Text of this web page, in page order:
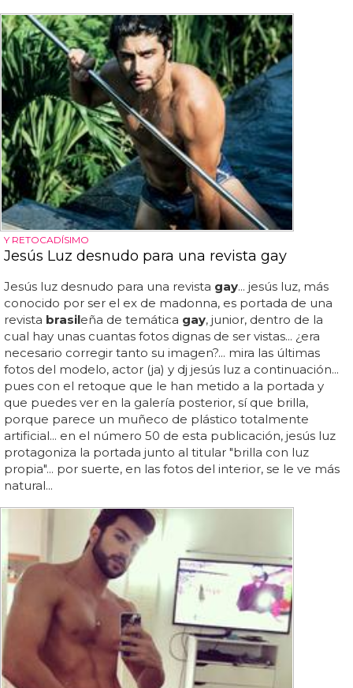
Y RETOCADÍSIMO
Jesús Luz desnudo para una revista gay
Jesús luz desnudo para una revista gay... jesús luz, más
conocido por ser el ex de madonna, es portada de una
revista brasileña de temática gay, junior, dentro de la
cual hay unas cuantas fotos dignas de ser vistas... ¿era
necesario corregir tanto su imagen?... mira las últimas
fotos del modelo, actor (ja) y dj jesús luz a continuación...
pues con el retoque que le han metido a la portada y
que puedes ver en la galería posterior, sí que brilla,
porque parece un muñeco de plástico totalmente
artificial... en el número 50 de esta publicación, jesús luz
protagoniza la portada junto al titular "brilla con luz
propia"... por suerte, en las fotos del interior, se le ve más
natural...